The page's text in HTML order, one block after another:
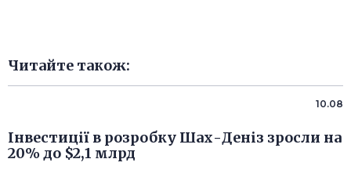
Читайте також:
10.08
Інвестиції в розробку Шах-Деніз зросли на
20% до $2,1 млрд